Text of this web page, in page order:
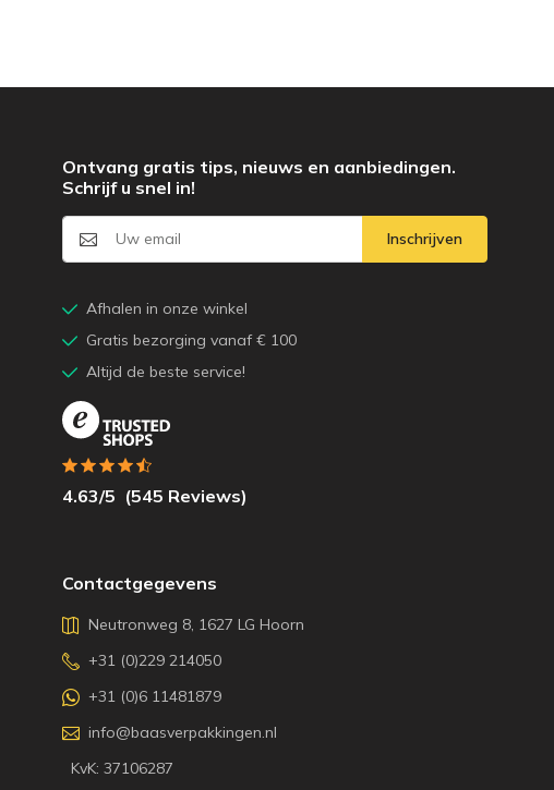
Contactgegevens
Neutronweg 8, 1627 LG Hoorn
+31 (0)229 214050
+31 (0)6 11481879
info@baasverpakkingen.nl
KvK: 37106287
Ontvang gratis tips, nieuws en aanbiedingen.
Schrijf u snel in!
Inschrijven
Afhalen in onze winkel
Gratis bezorging vanaf € 100
Altijd de beste service!
4.63/5 (545 Reviews)